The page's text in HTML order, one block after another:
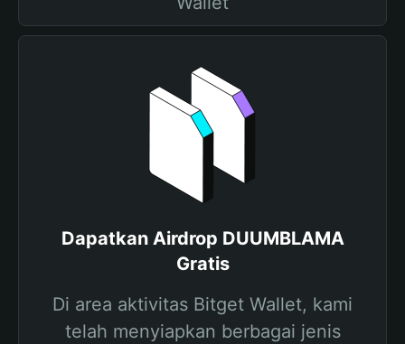
Dapatkan Airdrop DUUMBLAMA
Gratis
Di area aktivitas Bitget Wallet, kami
telah menyiapkan berbagai jenis